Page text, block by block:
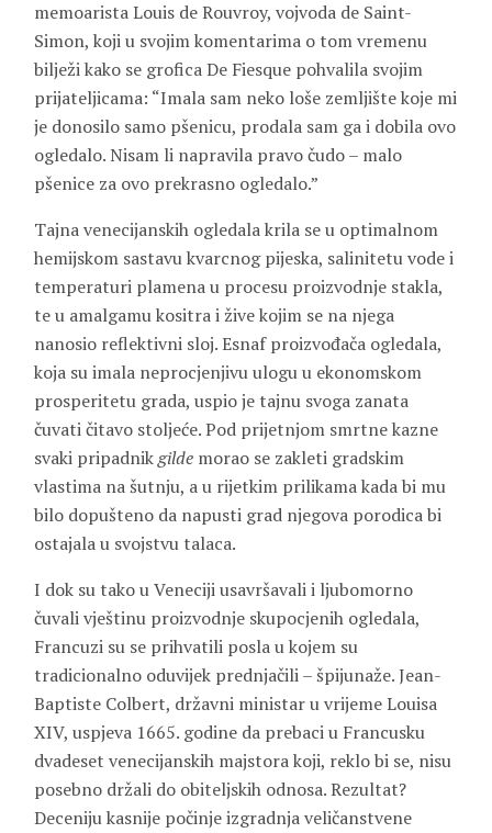
memoarista Louis de Rouvroy, vojvoda de Saint-
Simon, koji u svojim komentarima o tom vremenu
bilježi kako se grofica De Fiesque pohvalila svojim
prijateljicama: “Imala sam neko loše zemljište koje mi
je donosilo samo pšenicu, prodala sam ga i dobila ovo
ogledalo. Nisam li napravila pravo čudo – malo
pšenice za ovo prekrasno ogledalo.”
Tajna venecijanskih ogledala krila se u optimalnom
hemijskom sastavu kvarcnog pijeska, salinitetu vode i
temperaturi plamena u procesu proizvodnje stakla,
te u amalgamu kositra i žive kojim se na njega
nanosio reflektivni sloj. Esnaf proizvođača ogledala,
koja su imala neprocjenjivu ulogu u ekonomskom
prosperitetu grada, uspio je tajnu svoga zanata
čuvati čitavo stoljeće. Pod prijetnjom smrtne kazne
svaki pripadnikgilde morao se zakleti gradskim
vlastima na šutnju, a u rijetkim prilikama kada bi mu
bilo dopušteno da napusti grad njegova porodica bi
ostajala u svojstvu talaca.
I dok su tako u Veneciji usavršavali i ljubomorno
čuvali vještinu proizvodnje skupocjenih ogledala,
Francuzi su se prihvatili posla u kojem su
tradicionalno oduvijek prednjačili – špijunaže. Jean-
Baptiste Colbert, državni ministar u vrijeme Louisa
XIV, uspjeva 1665. godine da prebaci u Francusku
dvadeset venecijanskih majstora koji, reklo bi se, nisu
posebno držali do obiteljskih odnosa. Rezultat?
Deceniju kasnije počinje izgradnja veličanstvene